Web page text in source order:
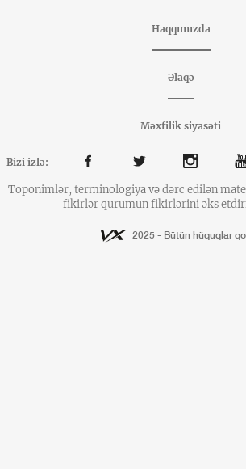
Haqqımızda
Əlaqə
Məxfilik siyasəti
Bizi izlə:
Toponimlər, terminologiya və dərc edilən
fikirlər qurumun fikirlərini əks
2025 - Bütün hüquqlar